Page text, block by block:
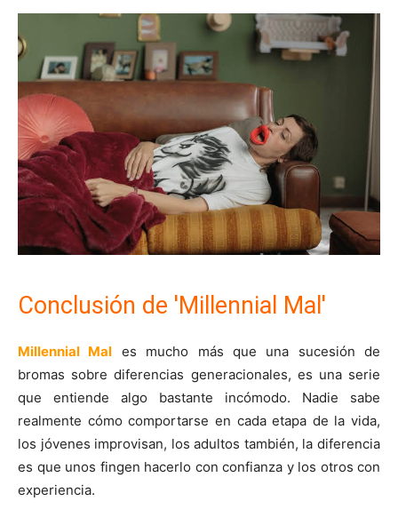
Conclusión de 'Millennial Mal'
Millennial Mal es mucho más que una sucesión de
bromas sobre diferencias generacionales, es una serie
que entiende algo bastante incómodo. Nadie sabe
realmente cómo comportarse en cada etapa de la vida,
los jóvenes improvisan, los adultos también, la diferencia
es que unos fingen hacerlo con confianza y los otros con
experiencia.